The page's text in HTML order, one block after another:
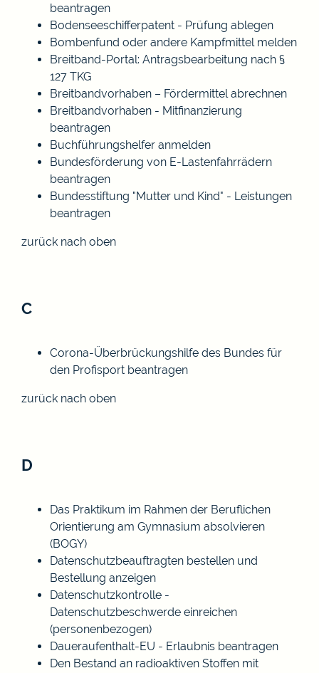
beantragen
Bodenseeschifferpatent - Prüfung ablegen
Bombenfund oder andere Kampfmittel melden
Breitband-Portal: Antragsbearbeitung nach §
127 TKG
Breitbandvorhaben – Fördermittel abrechnen
Breitbandvorhaben - Mitfinanzierung
beantragen
Buchführungshelfer anmelden
Bundesförderung von E-Lastenfahrrädern
beantragen
Bundesstiftung "Mutter und Kind" - Leistungen
beantragen
zurück nach oben
C
Corona-Überbrückungshilfe des Bundes für
den Profisport beantragen
zurück nach oben
D
Das Praktikum im Rahmen der Beruflichen
Orientierung am Gymnasium absolvieren
(BOGY)
Datenschutzbeauftragten bestellen und
Bestellung anzeigen
Datenschutzkontrolle -
Datenschutzbeschwerde einreichen
(personenbezogen)
Daueraufenthalt-EU - Erlaubnis beantragen
Den Bestand an radioaktiven Stoffen mit